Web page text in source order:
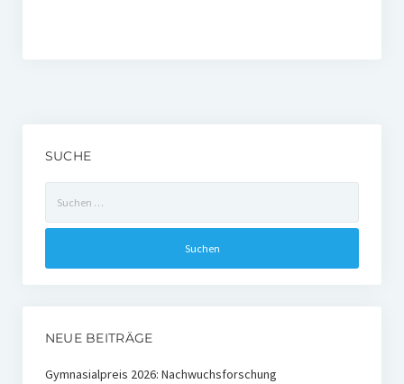
SUCHE
nach:
NEUE BEITRÄGE
Gymnasialpreis 2026: Nachwuchsforschung